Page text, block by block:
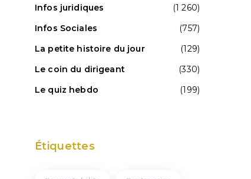
Infos juridiques
(1 260)
Infos Sociales
(757)
La petite histoire du jour
(129)
Le coin du dirigeant
(330)
Le quiz hebdo
(199)
Étiquettes